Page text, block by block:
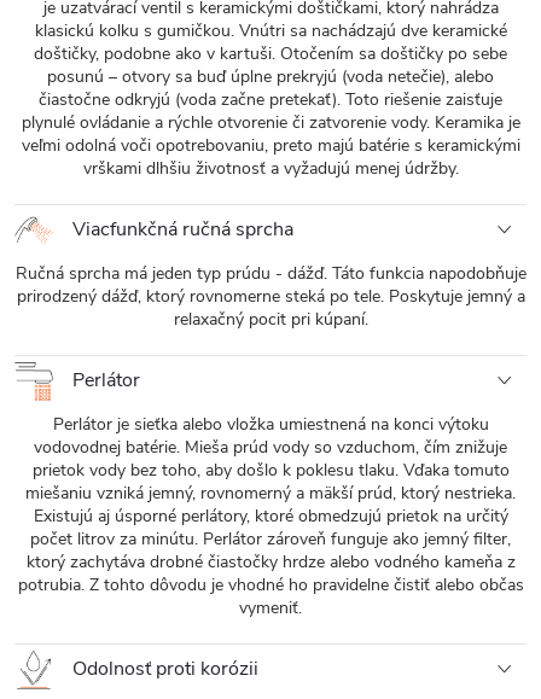
je uzatvárací ventil s keramickými doštičkami, ktorý nahrádza
klasickú kolku s gumičkou. Vnútri sa nachádzajú dve keramické
doštičky, podobne ako v kartuši. Otočením sa doštičky po sebe
posunú – otvory sa buď úplne prekryjú (voda netečie), alebo
čiastočne odkryjú (voda začne pretekať). Toto riešenie zaisťuje
plynulé ovládanie a rýchle otvorenie či zatvorenie vody. Keramika je
veľmi odolná voči opotrebovaniu, preto majú batérie s keramickými
vrškami dlhšiu životnosť a vyžadujú menej údržby.
Viacfunkčná ručná sprcha
Ručná sprcha má jeden typ prúdu - dážď. Táto funkcia napodobňuje
prirodzený dážď, ktorý rovnomerne steká po tele. Poskytuje jemný a
relaxačný pocit pri kúpaní.
Perlátor
Perlátor je sieťka alebo vložka umiestnená na konci výtoku
vodovodnej batérie. Mieša prúd vody so vzduchom, čím znižuje
prietok vody bez toho, aby došlo k poklesu tlaku. Vďaka tomuto
miešaniu vzniká jemný, rovnomerný a mäkší prúd, ktorý nestrieka.
Existujú aj úsporné perlátory, ktoré obmedzujú prietok na určitý
počet litrov za minútu. Perlátor zároveň funguje ako jemný filter,
ktorý zachytáva drobné čiastočky hrdze alebo vodného kameňa z
potrubia. Z tohto dôvodu je vhodné ho pravidelne čistiť alebo občas
vymeniť.
Odolnosť proti korózii